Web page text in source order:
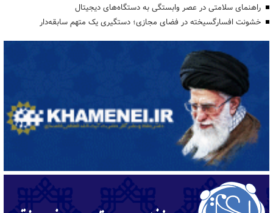
راهنمای سلامتی در عصر وابستگی به دستگاه‌های دیجیتال
خشونت افسارگسیخته در فضای مجازی؛ دستگیری یک متهم سابقه‌دار